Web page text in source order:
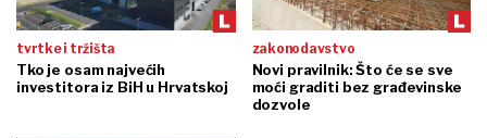
tvrtke i tržišta
Tko je osam najvećih
investitora iz BiH u Hrvatskoj
zakonodavstvo
Novi pravilnik: Što će se sve
moći graditi bez građevinske
dozvole